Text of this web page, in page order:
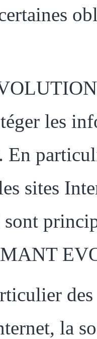
les
En
sites
la